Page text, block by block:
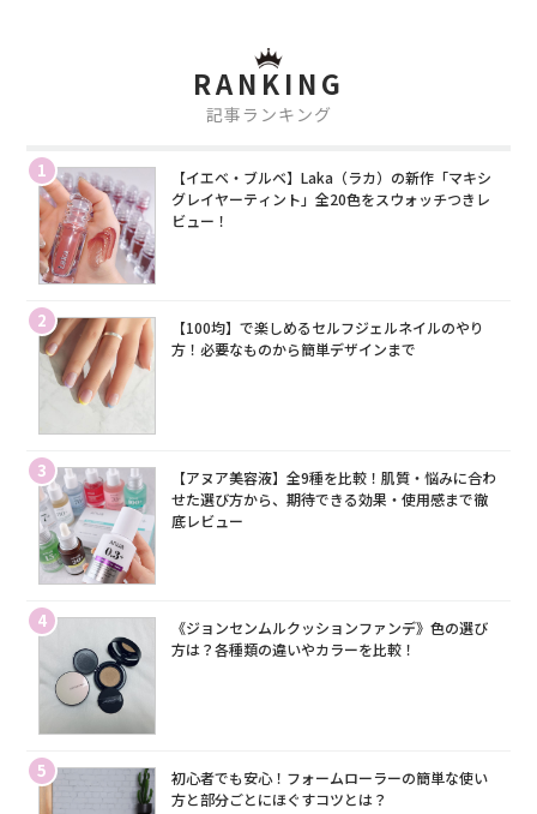
RANKING
記事ランキング
1
【イエベ・ブルベ】Laka（ラカ）の新作「マキシ
グレイヤーティント」全20色をスウォッチつきレ
ビュー！
2
【100均】で楽しめるセルフジェルネイルのやり
方！必要なものから簡単デザインまで
3
【アヌア美容液】全9種を比較！肌質・悩みに合わ
せた選び方から、期待できる効果・使用感まで徹
底レビュー
4
《ジョンセンムルクッションファンデ》色の選び
方は？各種類の違いやカラーを比較！
5
初心者でも安心！フォームローラーの簡単な使い
方と部分ごとにほぐすコツとは？